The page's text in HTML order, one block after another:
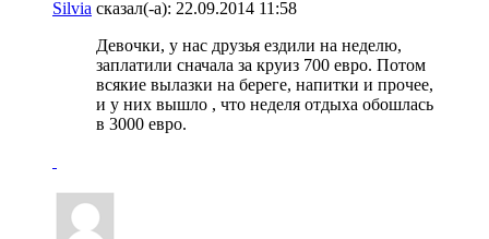
Silvia сказал(-а): 22.09.2014 11:58
Девочки, у нас друзья ездили на неделю,
заплатили сначала за круиз 700 евро. Потом
всякие вылазки на береге, напитки и прочее,
и у них вышло , что неделя отдыха обошлась
в 3000 евро.